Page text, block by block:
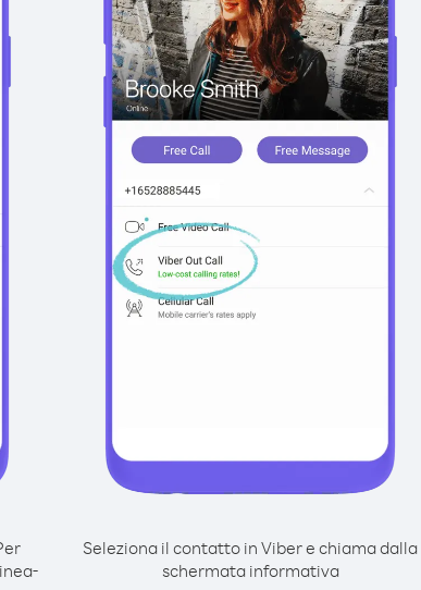
Seleziona il contatto in Viber e chiama dalla
schermata informativa